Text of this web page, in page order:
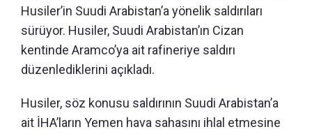
Husiler’in Suudi Arabistan’a yönelik saldırıları
sürüyor. Husiler, Suudi Arabistan’ın Cizan
kentinde Aramco’ya ait rafineriye saldırı
düzenlediklerini açıkladı.
Husiler, söz konusu saldırının Suudi Arabistan’a
ait İHA’ların Yemen hava sahasını ihlal etmesine